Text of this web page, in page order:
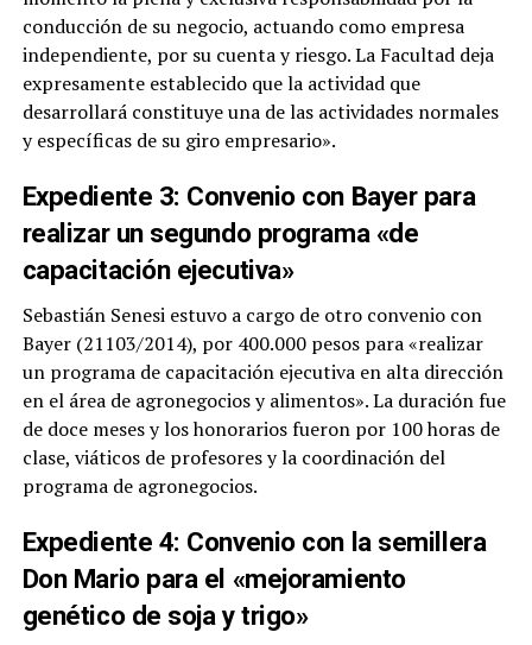
conducción de su negocio, actuando como empresa
independiente, por su cuenta y riesgo. La Facultad deja
expresamente establecido que la actividad que
desarrollará constituye una de las actividades normales
y específicas de su giro empresario».
Expediente 3: Convenio con Bayer para
realizar un segundo programa «de
capacitación ejecutiva»
Sebastián Senesi estuvo a cargo de otro convenio con
Bayer (21103/2014), por 400.000 pesos para «realizar
un programa de capacitación ejecutiva en alta dirección
en el área de agronegocios y alimentos». La duración fue
de doce meses y los honorarios fueron por 100 horas de
clase, viáticos de profesores y la coordinación del
programa de agronegocios.
Expediente 4: Convenio con la semillera
Don Mario para el «mejoramiento
genético de soja y trigo»